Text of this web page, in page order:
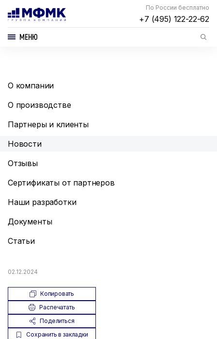
По России бесплатно
+7 (495) 122-22-62
МЕНЮ
О компании
О производстве
Партнеры и клиенты
Новости
Отзывы
Сертификаты от партнеров
Наши разработки
Документы
Статьи
02.12.2024
Копировать
Распечатать
Поделиться
Сохранить в закладки